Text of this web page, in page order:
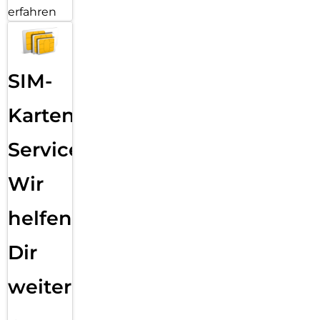
Spart Energie, wenn du sie nicht brauchst.
Mit dem automatischen Energiesparmodus nach 5 Minuten
Inaktivität verlängert der DEQSTER Pencil 2 seine
Akkulaufzeit und spart Energie.
Energie, wann immer du sie brauchst.
Mit der Schnellladefunktion kannst du nach nur 2 Minuten
Laden 60 Minuten lang arbeiten oder zeichnen.
Immer griffbereit
kompatiblen iPads ist der DEQSTER Pencil 2 immer dort, wo
du ihn brauchst.
Unterstützung für alle deine Lieblings-Apps
erfahren
SIM-
Karten
Service:
Wir
helfen
Dir
weiter